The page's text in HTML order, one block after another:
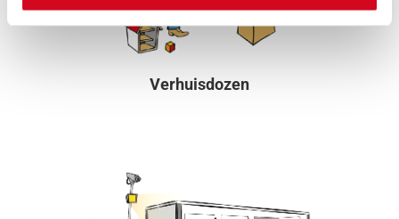
Verhuisdozen